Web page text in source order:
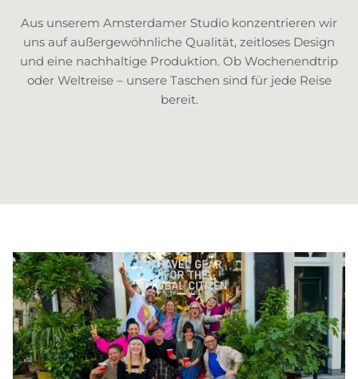
Aus unserem Amsterdamer Studio konzentrieren wir
uns auf außergewöhnliche Qualität, zeitloses Design
und eine nachhaltige Produktion. Ob Wochenendtrip
oder Weltreise – unsere Taschen sind für jede Reise
bereit.